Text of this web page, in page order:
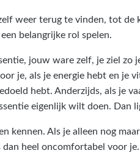
weer terug te vinden, tot
belangrijke rol spelen.
jouw ware zelf, je ziel
je, als je energie hebt en
hebt. Anderzijds, als je
eigenlijk wilt doen. Dan
kennen. Als je alleen nog maar
heel oncomfortabel voor